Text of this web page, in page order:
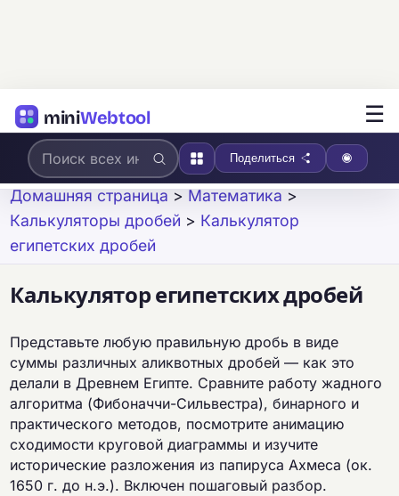
miniWebtool ☰
Поделиться
Домашняя страница > Математика >
Калькуляторы дробей > Калькулятор
египетских дробей
Калькулятор египетских дробей
Представьте любую правильную дробь в виде
суммы различных аликвотных дробей — как это
делали в Древнем Египте. Сравните работу жадного
алгоритма (Фибоначчи-Сильвестра), бинарного и
практического методов, посмотрите анимацию
сходимости круговой диаграммы и изучите
исторические разложения из папируса Ахмеса (ок.
1650 г. до н.э.). Включен пошаговый разбор.